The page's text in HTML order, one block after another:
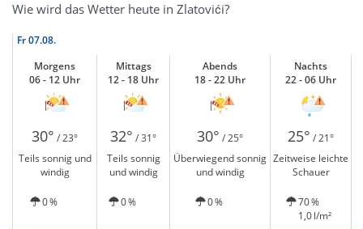
Wie wird das Wetter heute in Zlatovići?
Fr07.08.
Morgens
06 - 12 Uhr
Mittags
12 - 18 Uhr
Abends
18 - 22 Uhr
Nachts
22 - 06 Uhr
30° / 23° 32° / 31° 30° / 25° 25° / 21°
Teils sonnig und
windig
Teils sonnig
und windig
Überwiegend sonnig
und windig
Zeitweise leichte
Schauer
0 % 0 % 0 %
70 %
1,0 l/m²